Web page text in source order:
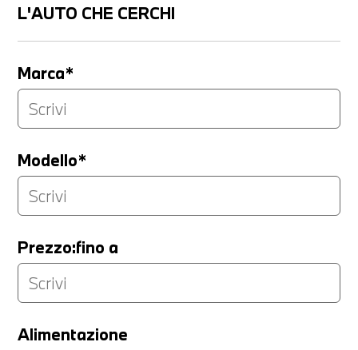
L'AUTO CHE CERCHI
Marca*
Modello*
Prezzo:fino a
Alimentazione
LA TUA PERMUTA